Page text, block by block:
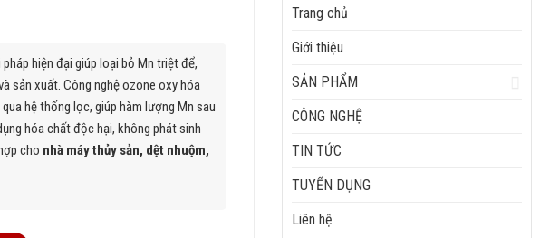
Trang chủ
Giới thiệu
SẢN PHẨM
CÔNG NGHỆ
TIN TỨC
TUYỂN DỤNG
Liên hệ
pháp hiện đại giúp loại bỏ Mn triệt để,
sản xuất. Công nghệ ozone oxy hóa
hệ thống lọc, giúp hàm lượng Mn sau
hóa chất độc hại, không phát sinh
cho nhà máy thủy sản, dệt nhuộm,